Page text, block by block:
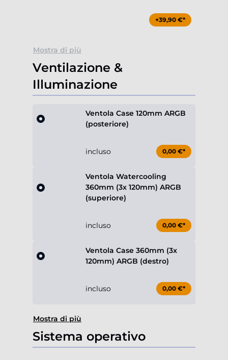
+39,90 €*
Mostra di più
Ventilazione &
Illuminazione
Ventola Case 120mm ARGB
(posteriore)
incluso 0,00 €*
Ventola Watercooling
360mm (3x 120mm) ARGB
(superiore)
incluso 0,00 €*
Ventola Case 360mm (3x
120mm) ARGB (destro)
incluso 0,00 €*
Mostra di più
Sistema operativo